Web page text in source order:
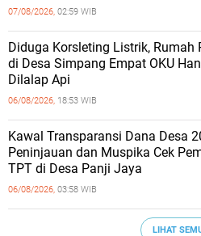
07/08/2026, 02:59 WIB
Diduga Korsleting Listrik, Rumah
di Desa Simpang Empat OKU
Dilalap Api
06/08/2026, 18:53 WIB
Kawal Transparansi Dana Desa
Peninjauan dan Muspika Cek
TPT di Desa Panji Jaya
06/08/2026, 03:58 WIB
LIHAT